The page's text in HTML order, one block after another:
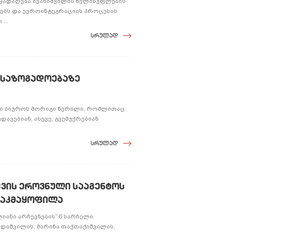
და ევროინტეგრაციის პროცესის
...
სრულად
ბიუროს მორიგი წერილი, რომლითაც
ასევე, გვემუქრებიან
სრულად
ეროვნული სააგენტოს
არჩევნების” 6 სარჩელი
მარინა თაქთაქიშვილის,